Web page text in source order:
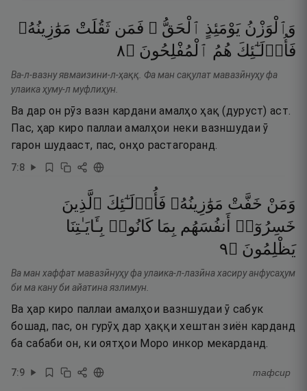
وَٱلْوَزْنُ يَوْمَئِذٍ ٱلْحَقُّ ۚ فَمَن ثَقُلَتْ مَوَٰزِينُهُۥ
فَأُو۟لَـٰٓئِكَ هُمُ ٱلْمُفْلِحُونَ ۝٨
Ва-л-вазну явмаизини-л-ҳаққ. Фа ман сақулат мавазӣнуҳу фа
улаика ҳуму-л муфлиҳун.
Ва дар он рӯз вазн кардани амалҳо ҳақ (дуруст) аст.
Пас, ҳар киро паллаи амалҳои неки вазншудаи ӯ
гарон шудааст, пас, онҳо растагоранд.
7:8
وَمَنْ خَفَّتْ مَوَٰزِينُهُۥ فَأُو۟لَـٰٓئِكَ ٱلَّذِينَ
خَسِرُوٓا۟
أَنفُسَهُم بِمَا كَانُوا۟ بِـَٔايَـٰتِنَا
يَظْلِمُونَ ۝٩
Ва ман хаффат мавазӣнуҳу фа улаика-л-лазӣна хасиру анфусаҳум
би ма кану би айатина язлимун.
Ва ҳар киро паллаи амалҳои вазншудаи ӯ сабук
бошад, пас, он гурӯҳ дар ҳаққи хештан зиён карданд
ба сабаби он, ки оятҳои Моро инкор мекарданд.
7:9 тафсир